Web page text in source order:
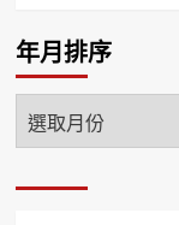
年月排序
年
月